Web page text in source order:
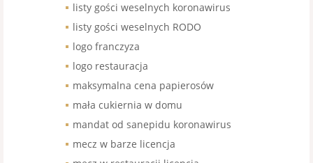
listy gości weselnych koronawirus
listy gości weselnych RODO
logo franczyza
logo restauracja
maksymalna cena papierosów
mała cukiernia w domu
mandat od sanepidu koronawirus
mecz w barze licencja